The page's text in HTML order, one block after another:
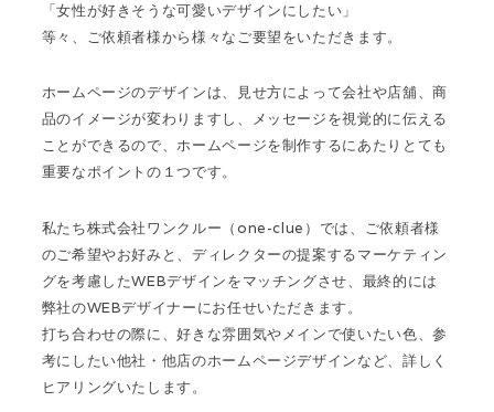
「女性が好きそうな可愛いデザインにしたい」
等々、ご依頼者様から様々なご要望をいただきます。
ホームページのデザインは、見せ方によって会社や店舖、商
品のイメージが変わりますし、メッセージを視覚的に伝える
ことができるので、ホームページを制作するにあたりとても
重要なポイントの１つです。
私たち株式会社ワンクルー（one-clue）では、ご依頼者様
のご希望やお好みと、ディレクターの提案するマーケティン
グを考慮したWEBデザインをマッチングさせ、最終的には
弊社のWEBデザイナーにお任せいただきます。
打ち合わせの際に、好きな雰囲気やメインで使いたい色、参
考にしたい他社・他店のホームページデザインなど、詳しく
ヒアリングいたします。